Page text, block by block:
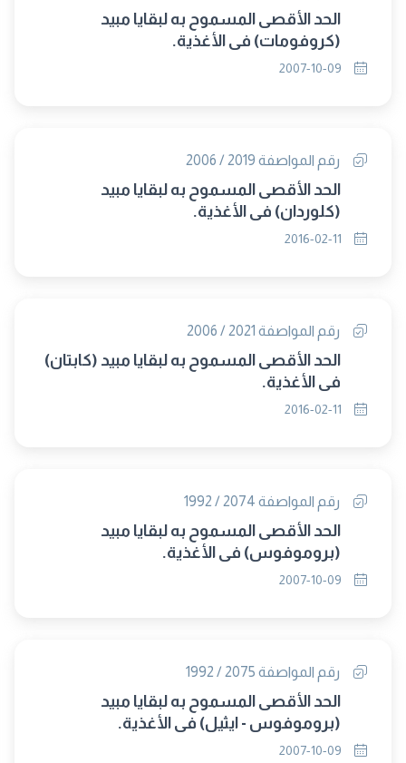
الحد الأقصى المسموح به لبقايا مبيد
(كروفومات) فى الأغذية.
رقم المواصفة 2019 / 2006
الحد الأقصى المسموح به لبقايا مبيد
(كلوردان) فى الأغذية.
رقم المواصفة 2021 / 2006
الحد الأقصى المسموح به لبقايا مبيد (كابتان)
فى الأغذية.
رقم المواصفة 2074 / 1992
الحد الأقصى المسموح به لبقايا مبيد
(بروموفوس) فى الأغذية.
رقم المواصفة 2075 / 1992
الحد الأقصى المسموح به لبقايا مبيد
(بروموفوس - ايثيل) فى الأغذية.